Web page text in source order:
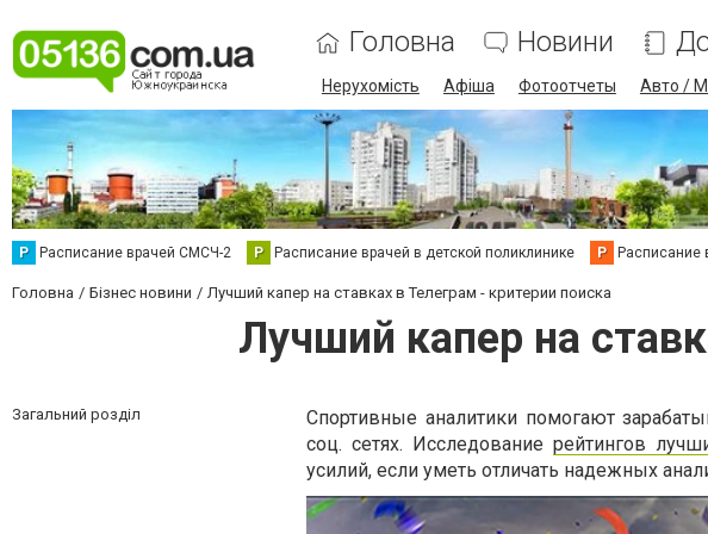
Головна Новини
Нерухомість Афіша Фотоотчеты Авто /
Р Расписание врачей СМСЧ-2 Р Расписание врачей в детской поликлинике Р Расписание
Головна Бізнес новини Лучший капер на ставках в Телеграм - критерии поиска
Лучший капер на
Загальний розділ
Спортивные аналитики помогают
соц. сетях. Исследованиерейтингов
усилий, если уметь отличать надежных